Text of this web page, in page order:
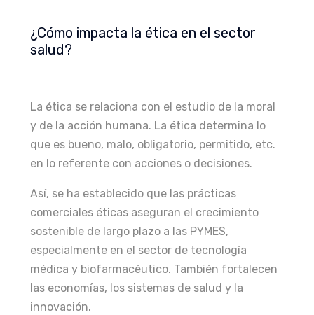
¿Cómo impacta la ética en el sector
salud?
La ética se relaciona con el estudio de la moral
y de la acción humana. La ética determina lo
que es bueno, malo, obligatorio, permitido, etc.
en lo referente con acciones o decisiones.
Así, se ha establecido que las prácticas
comerciales éticas aseguran el crecimiento
sostenible de largo plazo a las PYMES,
especialmente en el sector de tecnología
médica y biofarmacéutico. También fortalecen
las economías, los sistemas de salud y la
innovación.